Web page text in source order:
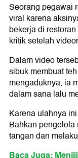
Seorang pegawai
viral karena
bekerja di
kritik setelah
Dalam video
sibuk membuat
mengaduknya, ia
dalam sana lalu
Karena ulahnya
Bahkan
tangan dan
Baca Juga: